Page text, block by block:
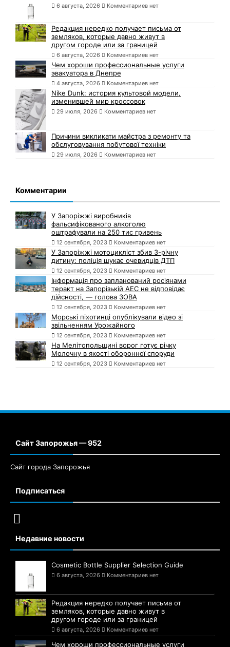
6 августа, 2026 Комментариев нет
Редакция нередко получает письма от
земляков, которые давно живут в
другом городе или за границей
6 августа, 2026 Комментариев нет
Чем хороши профессиональные услуги
эвакуатора в Днепре
4 августа, 2026 Комментариев нет
Nike Dunk: история культовой модели,
изменившей мир кроссовок
29 июля, 2026 Комментариев нет
Причини викликати майстра з ремонту та
обслуговування побутової техніки
29 июля, 2026 Комментариев нет
Комментарии
У Запоріжжі виробників
фальсифікованого алкоголю
оштрафували на 250 тис гривень
12 сентября, 2023 Комментариев нет
У Запоріжжі мотоцикліст збив 3-річну
дитину: поліція шукає очевидців ДТП
12 сентября, 2023 Комментариев нет
Інформація про запланований росіянами
теракт на Запорізькій АЕС не відповідає
дійсності, — голова ЗОВА
12 сентября, 2023 Комментариев нет
Морські піхотинці опублікували відео зі
звільненням Урожайного
12 сентября, 2023 Комментариев нет
На Мелітопольщині ворог готує річку
Молочну в якості оборонної споруди
12 сентября, 2023 Комментариев нет
Сайт Запорожья — 952
Сайт города Запорожья
Подписаться
Недавние новости
Cosmetic Bottle Supplier Selection Guide
6 августа, 2026 Комментариев нет
Редакция нередко получает письма от
земляков, которые давно живут в
другом городе или за границей
6 августа, 2026 Комментариев нет
Чем хороши профессиональные услуги